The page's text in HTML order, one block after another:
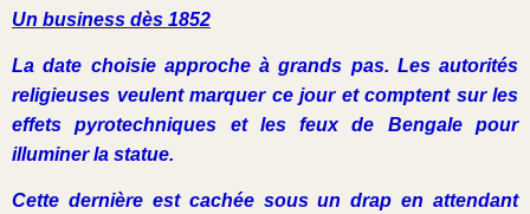
Un business dès 1852
La date choisie approche à grands pas. Les autorités
religieuses veulent marquer ce jour et comptent sur les
effets pyrotechniques et les feux de Bengale pour
illuminer la statue.
Cette dernière est cachée sous un drap en attendant